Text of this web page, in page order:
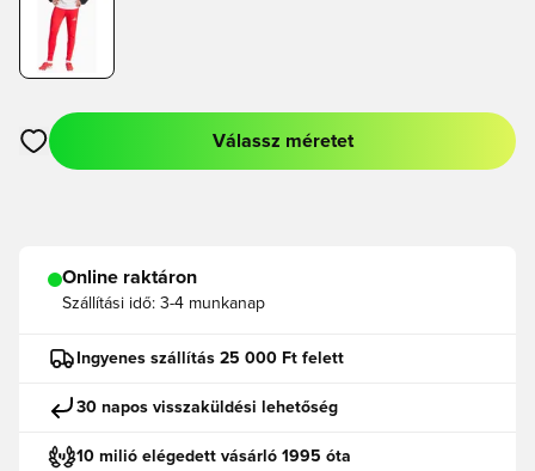
Megnyit egy modált a bejelentkezéshez vagy a tagként való
Válassz méretet
Online raktáron
Szállítási idő: 3-4 munkanap
Ingyenes szállítás 25 000 Ft felett
30 napos visszaküldési lehetőség
10 milió elégedett vásárló 1995 óta